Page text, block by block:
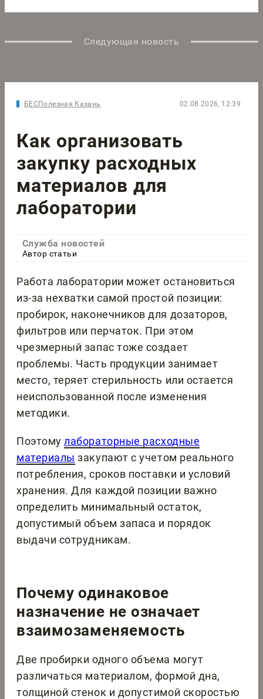
Следующая новость
БЕСПолезная Казань 02.08.2026, 12:39
Как организовать
закупку расходных
материалов для
лаборатории
Служба новостей
Автор статьи
Работа лаборатории может остановиться
из-за нехватки самой простой позиции:
пробирок, наконечников для дозаторов,
фильтров или перчаток. При этом
чрезмерный запас тоже создает
проблемы. Часть продукции занимает
место, теряет стерильность или остается
неиспользованной после изменения
методики.
Поэтомулабораторные расходные
материалы закупают с учетом реального
потребления, сроков поставки и условий
хранения. Для каждой позиции важно
определить минимальный остаток,
допустимый объем запаса и порядок
выдачи сотрудникам.
Почему одинаковое
назначение не означает
взаимозаменяемость
Две пробирки одного объема могут
различаться материалом, формой дна,
толщиной стенок и допустимой скоростью